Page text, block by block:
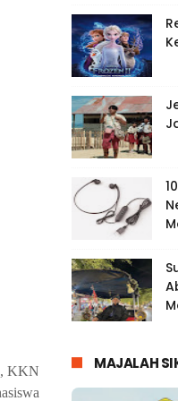
KKN
MAJALAH